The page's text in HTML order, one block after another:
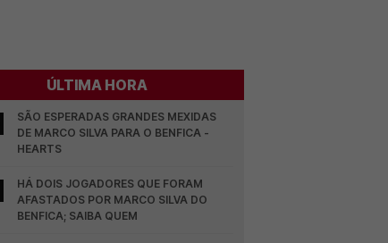
ÚLTIMA HORA
SÃO ESPERADAS GRANDES MEXIDAS
DE MARCO SILVA PARA O BENFICA -
HEARTS
HÁ DOIS JOGADORES QUE FORAM
AFASTADOS POR MARCO SILVA DO
BENFICA; SAIBA QUEM